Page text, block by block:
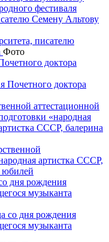
писателю
Фото
Почетного доктора
артистка СССР,
юбилей
со дня рождения
музыканта